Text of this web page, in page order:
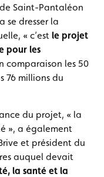
Saint-Pantaléon
se dresser la
« c’est le projet
pour les
comparaison les 50
76 millions du
du projet, « la
», a également
et président du
auquel devait
la santé et la